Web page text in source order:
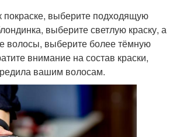
Волос из блонда
покраске, выберите подходящую
выберите светлую краску, а
волосы, выберите более тёмную
внимание на состав краски,
вашим волосам.